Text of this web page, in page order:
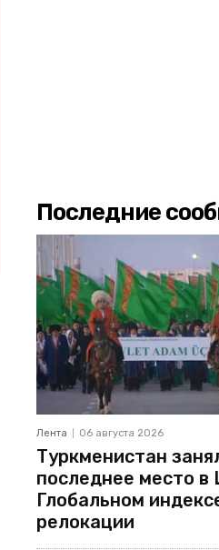
Последние
Лента 06 августа 2026
Туркменистан
последнее место в
Глобальном
релокации